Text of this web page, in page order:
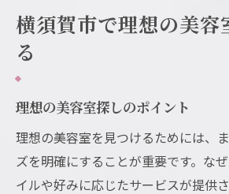
横須賀市で理想の美容
る
理想の美容室探しのポイント
理想の美容室を見つけるためには、
ズを明確にすることが重要です。な
イルや好みに応じたサービスが提供